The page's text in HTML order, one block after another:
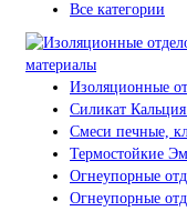
Все категории
Изоляционные
Силикат
Смеси печные,
Термостойкие
Огнеупорные
Огнеупорные